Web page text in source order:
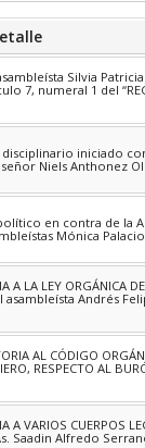
Silvia
numeral 1 del
iniciado
Niels Anthonez
en contra de la
Mónica
LA LEY ORGÁNICA
asambleísta Andrés
AL CÓDIGO
RESPECTO AL
A VARIOS CUERPOS
As. Saadin Alfredo